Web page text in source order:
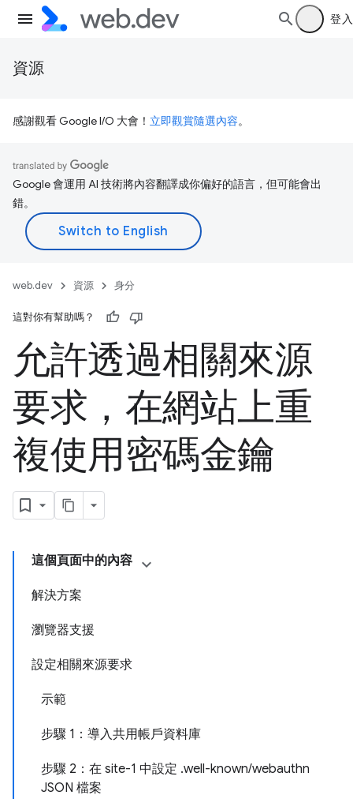
登入
資源
感謝觀看 Google I/O 大會！ 立即觀賞隨選內容。
Google 會運用 AI 技術將內容翻譯成你偏好的語言，但可能會出
錯。
web.dev 資源 身分
這對你有幫助嗎？
允許透過相關來源
要求，在網站上重
複使用密碼金鑰
這個頁面中的內容
解決方案
瀏覽器支援
設定相關來源要求
示範
步驟 1：導入共用帳戶資料庫
步驟 2：在 site-1 中設定 .well-known/webauthn
JSON 檔案